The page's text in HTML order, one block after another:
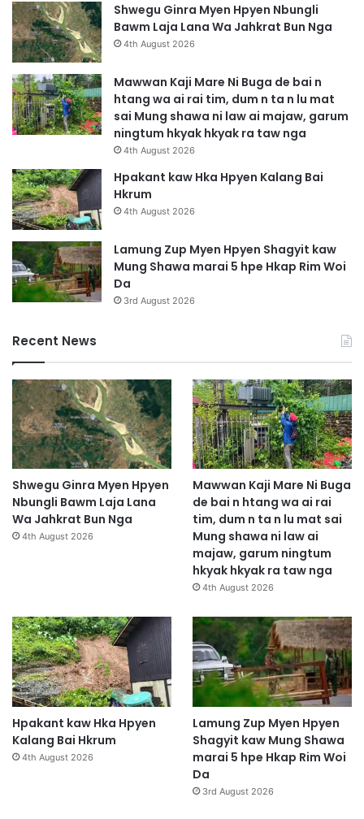
Shwegu Ginra Myen Hpyen Nbungli
Bawm Laja Lana Wa Jahkrat Bun Nga
4th August 2026
Mawwan Kaji Mare Ni Buga de bai n
htang wa ai rai tim, dum n ta n lu mat
sai Mung shawa ni law ai majaw, garum
ningtum hkyak hkyak ra taw nga
4th August 2026
Hpakant kaw Hka Hpyen Kalang Bai
Hkrum
4th August 2026
Lamung Zup Myen Hpyen Shagyit kaw
Mung Shawa marai 5 hpe Hkap Rim Woi
Da
3rd August 2026
Recent News
Shwegu Ginra Myen Hpyen
Nbungli Bawm Laja Lana
Wa Jahkrat Bun Nga
4th August 2026
Mawwan Kaji Mare Ni Buga
de bai n htang wa ai rai
tim, dum n ta n lu mat sai
Mung shawa ni law ai
majaw, garum ningtum
hkyak hkyak ra taw nga
4th August 2026
Hpakant kaw Hka Hpyen
Kalang Bai Hkrum
4th August 2026
Lamung Zup Myen Hpyen
Shagyit kaw Mung Shawa
marai 5 hpe Hkap Rim Woi
Da
3rd August 2026